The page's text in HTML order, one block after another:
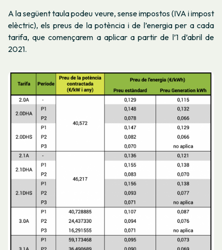
A la següent taula podeu veure, sense impostos (IVA i impost
elèctric), els preus de la potència i de l’energia per a cada
tarifa, que començarem a aplicar a partir de l’1 d’abril de
2021.